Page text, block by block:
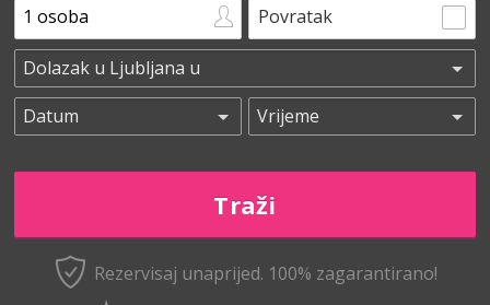
Povratak
Rezervisaj unaprijed. 100% zagarantirano!